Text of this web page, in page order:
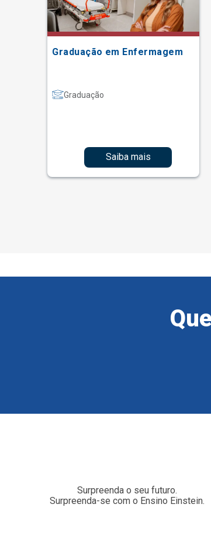
Graduação em Enfermagem
Graduação
Saiba mais
Surpreenda o seu futuro.
Surpreenda-se com o Ensino Einstein.